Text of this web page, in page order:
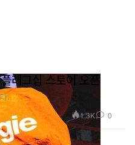
래그십 스토어 오픈
.
1.3K 0